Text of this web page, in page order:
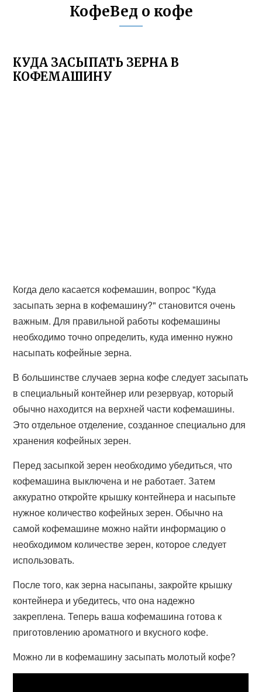
КофеВед о кофе
КУДА ЗАСЫПАТЬ ЗЕРНА В
КОФЕМАШИНУ
Когда дело касается кофемашин, вопрос "Куда
засыпать зерна в кофемашину?" становится очень
важным. Для правильной работы кофемашины
необходимо точно определить, куда именно нужно
насыпать кофейные зерна.
В большинстве случаев зерна кофе следует засыпать
в специальный контейнер или резервуар, который
обычно находится на верхней части кофемашины.
Это отдельное отделение, созданное специально для
хранения кофейных зерен.
Перед засыпкой зерен необходимо убедиться, что
кофемашина выключена и не работает. Затем
аккуратно откройте крышку контейнера и насыпьте
нужное количество кофейных зерен. Обычно на
самой кофемашине можно найти информацию о
необходимом количестве зерен, которое следует
использовать.
После того, как зерна насыпаны, закройте крышку
контейнера и убедитесь, что она надежно
закреплена. Теперь ваша кофемашина готова к
приготовлению ароматного и вкусного кофе.
Можно ли в кофемашину засыпать молотый кофе?